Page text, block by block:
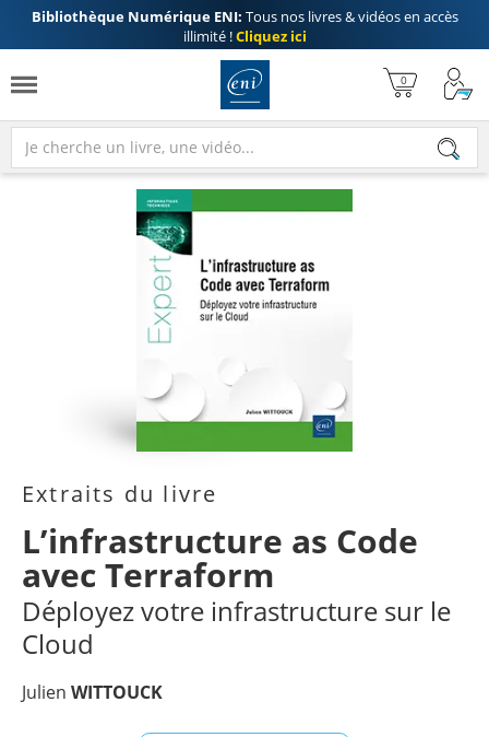
Bibliothèque Numérique ENI: Tous nos livres & vidéos en accès
illimité !Cliquez ici
Extraits du livre
L’infrastructure as Code
avec Terraform
Déployez votre infrastructure sur le
Cloud
Julien WITTOUCK